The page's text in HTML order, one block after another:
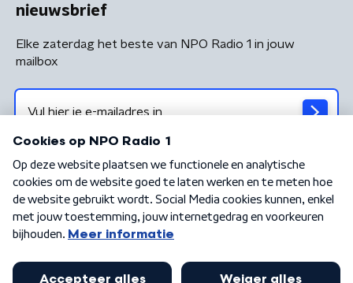
nieuwsbrief
Elke zaterdag het beste van NPO Radio 1 in jouw
mailbox
Algemene voorwaarden